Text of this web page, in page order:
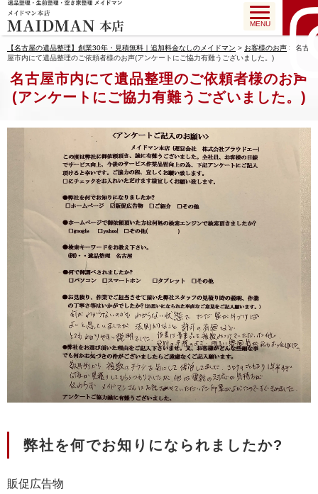
MENU
【名古屋の遺品整理】創業30年・見積無料｜追加料金なしのメイドマン > お客様のお声 > 名古
屋市内にて遺品整理のご依頼者様のお声(アンケートにご協力有難うございました。)
名古屋市内にて遺品整理のご依頼者様のお声
(アンケートにご協力有難うございました。)
弊社を何でお知りになられましたか?
販促広告物